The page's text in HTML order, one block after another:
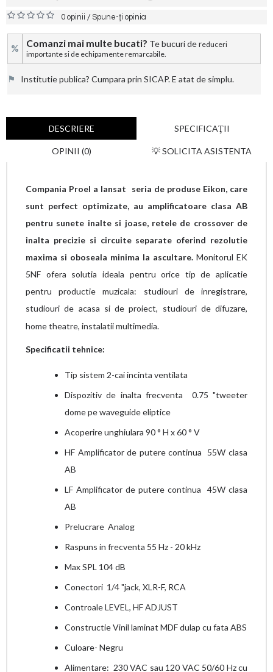
0 opinii /Spune-ţi opinia
% Comanzi mai multe bucati? Te bucuri de reduceri
importante si de echipamente remarcabile.
⚑ Institutie publica? Cumpara prin SICAP. E atat de simplu.
DESCRIERE SPECIFICAŢII
OPINII (0) 💡 SOLICITA ASISTENTA
Compania Proel a lansat seria de produse Eikon, care
sunt perfect optimizate, au amplificatoare clasa AB
pentru sunete inalte si joase, retele de crossover de
inalta precizie si circuite separate oferind rezolutie
maxima si oboseala minima la ascultare. Monitorul EK
5NF ofera solutia ideala pentru orice tip de aplicatie
pentru productie muzicala: studiouri de inregistrare,
studiouri de acasa si de proiect, studiouri de difuzare,
home theatre, instalatii multimedia.
Specificatii tehnice:
Tip sistem 2-cai incinta ventilata
Dispozitiv de inalta frecventa 0.75 "tweeter
dome pe waveguide eliptice
Acoperire unghiulara 90 ° H x 60 ° V
HF Amplificator de putere continua 55W clasa
AB
LF Amplificator de putere continua 45W clasa
AB
Prelucrare Analog
Raspuns in frecventa 55 Hz - 20 kHz
Max SPL 104 dB
Conectori 1/4 "jack, XLR-F, RCA
Controale LEVEL, HF ADJUST
Constructie Vinil laminat MDF dulap cu fata ABS
Culoare- Negru
Alimentare: 230 VAC sau 120 VAC 50/60 Hz cu